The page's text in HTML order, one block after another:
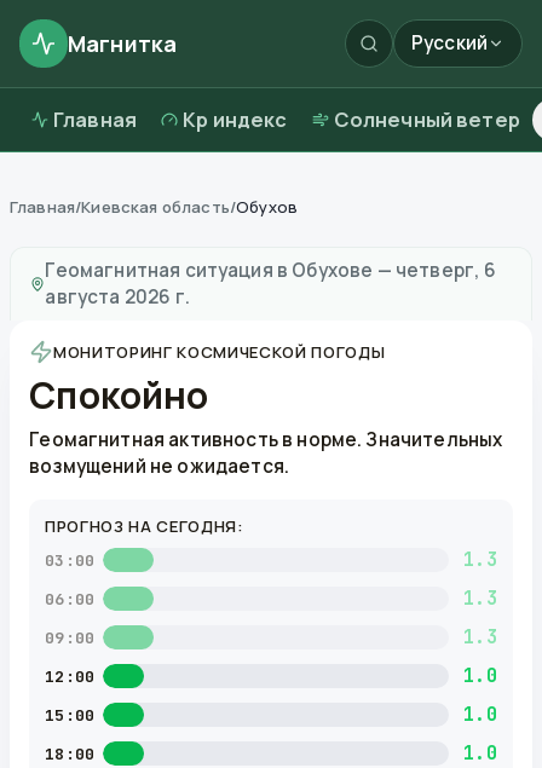
Магнитка Русский
Главная Kp индекс Солнечный ветер
Главная/Киевская область/Обухов
Геомагнитная ситуация в Обухове — четверг, 6
августа 2026 г.
МОНИТОРИНГ КОСМИЧЕСКОЙ ПОГОДЫ
Спокойно
Геомагнитная активность в норме. Значительных
возмущений не ожидается.
ПРОГНОЗ НА СЕГОДНЯ:
03:00 1.3
06:00 1.3
09:00 1.3
12:00 1.0
15:00 1.0
18:00 1.0